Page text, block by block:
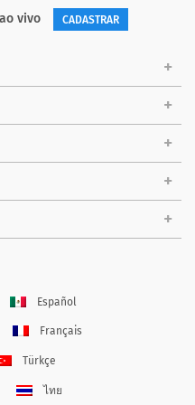
vivo CADASTRAR
Español
Français
Türkçe
ไทย